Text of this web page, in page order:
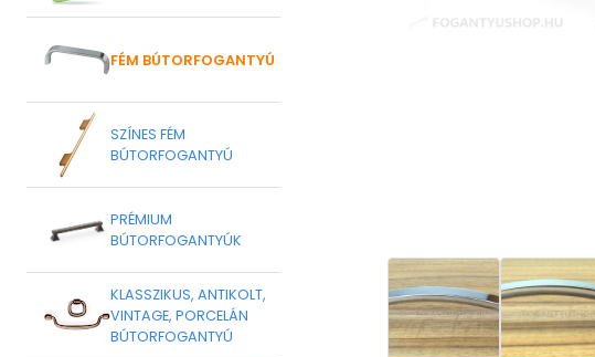
FÉM BÚTORFOGANTYÚ
SZÍNES FÉM
BÚTORFOGANTYÚ
PRÉMIUM
BÚTORFOGANTYÚK
KLASSZIKUS, ANTIKOLT,
VINTAGE, PORCELÁN
BÚTORFOGANTYÚ